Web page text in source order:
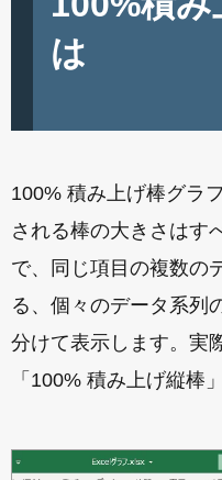
は
100% 積み上げ棒グラ
される棒の大きさはす
で、同じ項目の複数の
る、個々のデータ系列
分けて表示します。実
「100% 積み上げ縦棒